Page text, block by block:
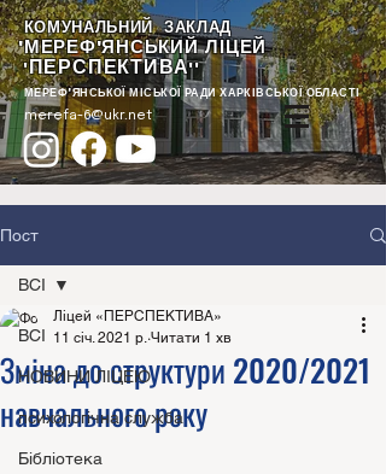
КОМУНАЛЬНИЙ ЗАКЛАД
"МЕРЕФ'ЯНСЬКИЙ ЛІЦЕЙ
"ПЕРСПЕКТИВА""
МЕРЕФ'ЯНСЬКОЇ МІСЬКОЇ РАДИ ХАРКІВСЬКОЇ ОБЛАСТІ
merefa-6@ukr.net
Пост
ВСІ
НОВИНИ ЛІЦЕЮ
психологічна служба
Бібліотека
ВСІ
Зміна до структури 2020/2021
навчального року
Ліцей «ПЕРСПЕКТИВА»
11 січ. 2021 р. Читати 1 хв